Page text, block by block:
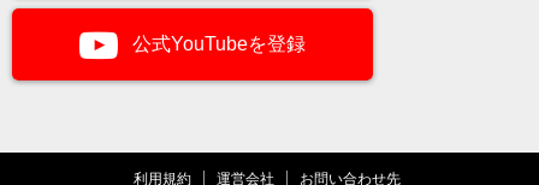
公式YouTubeを登録
利用規約 運営会社 お問い合わせ先